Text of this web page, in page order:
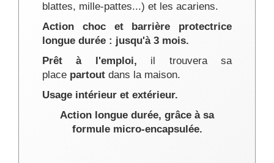
blattes, mille-pattes...) et les acariens.
Action choc et barrière protectrice
longue durée : jusqu'à 3 mois.
Prêt à l'emploi, il trouvera sa
place partout dans la maison.
Usage intérieur et extérieur.
Action longue durée, grâce à sa
formule micro-encapsulée.